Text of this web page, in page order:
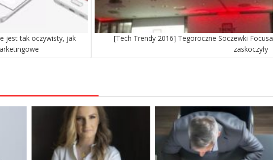
jest tak oczywisty, jak
[Tech Trendy 2016] Tegoroczne Soczewki Focusa
zaskoczyły